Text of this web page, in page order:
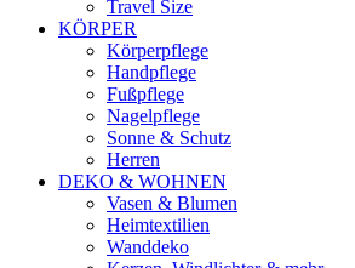
Travel Size
KÖRPER
Körperpflege
Handpflege
Fußpflege
Nagelpflege
Sonne & Schutz
Herren
DEKO & WOHNEN
Vasen & Blumen
Heimtextilien
Wanddeko